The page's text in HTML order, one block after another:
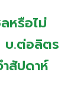
หรือไม่
บ.ต่อลิตร
สัปดาห์